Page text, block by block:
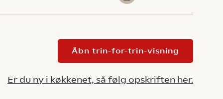
Åbn trin-for-trin-visning
Er du ny i køkkenet, så følg opskriften her.